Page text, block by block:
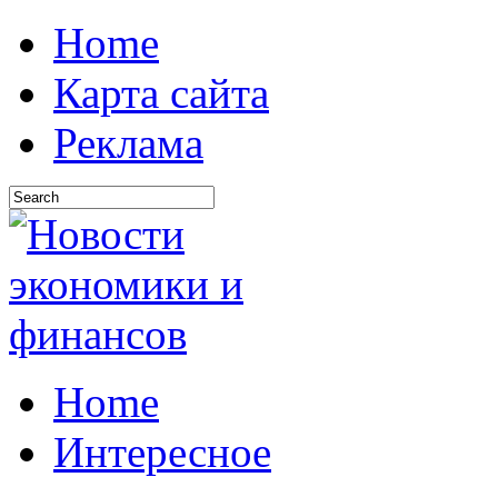
Home
Карта сайта
Реклама
Home
Интересное